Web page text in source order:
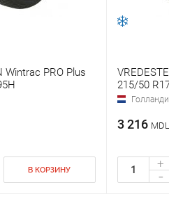
Wintrac PRO Plus
В КОРЗИНУ
215/50
3 216 MDL
+
-